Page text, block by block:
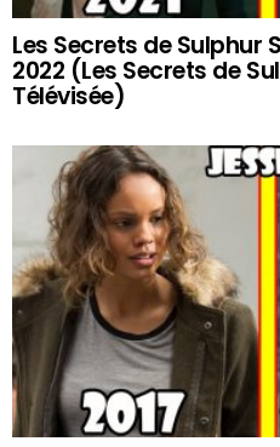
Les Secrets de Sulphur
2022 (Les Secrets de
Télévisée)